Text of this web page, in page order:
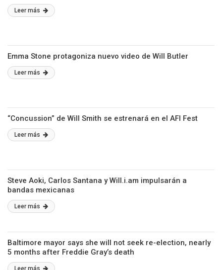
Leer más
Emma Stone protagoniza nuevo video de Will Butler
Leer más
“Concussion” de Will Smith se estrenará en el AFI Fest
Leer más
Steve Aoki, Carlos Santana y Will.i.am impulsarán a
bandas mexicanas
Leer más
Baltimore mayor says she will not seek re-election, nearly
5 months after Freddie Gray’s death
Leer más